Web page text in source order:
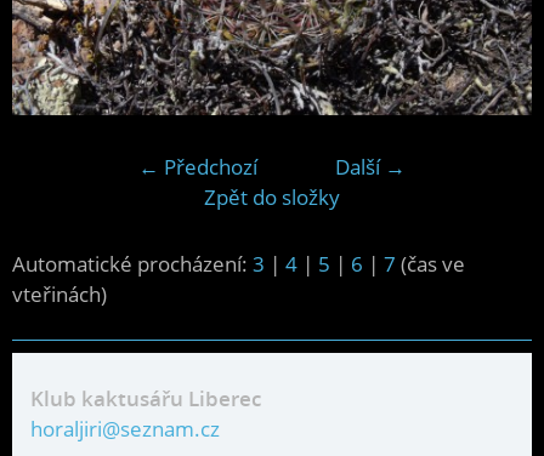
← Předchozí
Další →
Zpět do složky
Automatické procházení: 3 | 4 | 5 | 6 | 7 (čas ve
vteřinách)
Klub kaktusářu Liberec
horaljiri@seznam.cz